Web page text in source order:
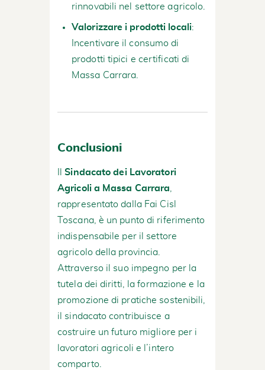
rinnovabili nel settore agricolo.
Valorizzare i prodotti locali:
Incentivare il consumo di
prodotti tipici e certificati di
Massa Carrara.
Conclusioni
IlSindacato dei Lavoratori
Agricoli a Massa Carrara
rappresentato dalla Fai Cisl
Toscana, è un punto di riferimento
indispensabile per il settore
agricolo della provincia.
Attraverso il suo impegno per la
tutela dei diritti, la formazione e la
promozione di pratiche sostenibili,
il sindacato contribuisce a
costruire un futuro migliore per i
lavoratori agricoli e l’intero
comparto.